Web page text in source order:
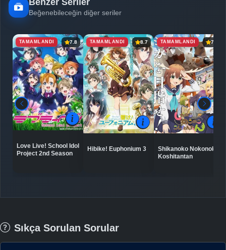
Beğenebileceğin diğer seriler
TAMAMLANDI 7.8
Love Live! School Idol
Project 2nd Season
TAMAMLANDI 8.7
Hibike! Euphonium 3
TAMAMLANDI 7.0
Shikanoko Nokonoko
Koshitantan
Sıkça Sorulan Sorular